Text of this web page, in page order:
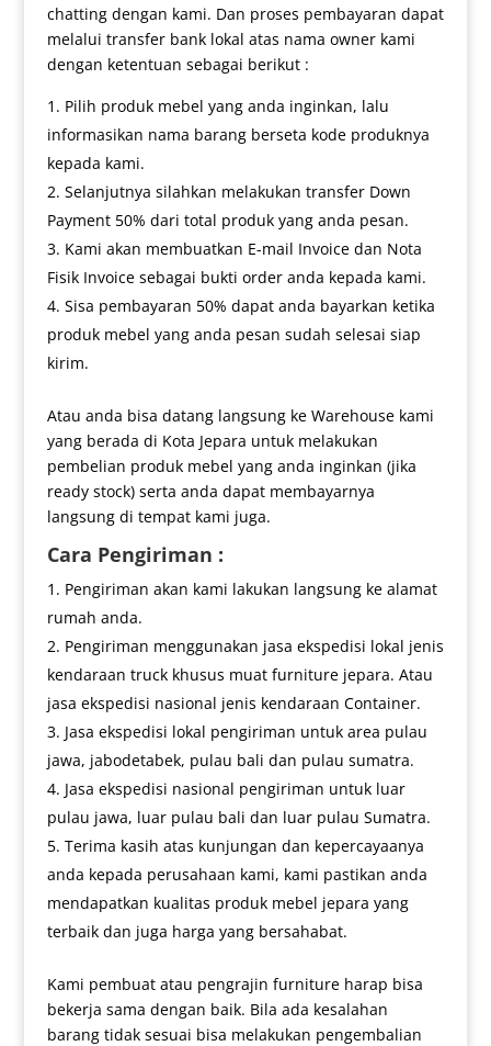
chatting dengan kami. Dan proses pembayaran dapat
melalui transfer bank lokal atas nama owner kami
dengan ketentuan sebagai berikut :
Pilih produk mebel yang anda inginkan, lalu
informasikan nama barang berseta kode produknya
kepada kami.
Selanjutnya silahkan melakukan transfer Down
Payment 50% dari total produk yang anda pesan.
Kami akan membuatkan E-mail Invoice dan Nota
Fisik Invoice sebagai bukti order anda kepada kami.
Sisa pembayaran 50% dapat anda bayarkan ketika
produk mebel yang anda pesan sudah selesai siap
kirim.
Atau anda bisa datang langsung ke Warehouse kami
yang berada di Kota Jepara untuk melakukan
pembelian produk mebel yang anda inginkan (jika
ready stock) serta anda dapat membayarnya
langsung di tempat kami juga.
Cara Pengiriman :
Pengiriman akan kami lakukan langsung ke alamat
rumah anda.
Pengiriman menggunakan jasa ekspedisi lokal jenis
kendaraan truck khusus muat furniture jepara. Atau
jasa ekspedisi nasional jenis kendaraan Container.
Jasa ekspedisi lokal pengiriman untuk area pulau
jawa, jabodetabek, pulau bali dan pulau sumatra.
Jasa ekspedisi nasional pengiriman untuk luar
pulau jawa, luar pulau bali dan luar pulau Sumatra.
Terima kasih atas kunjungan dan kepercayaanya
anda kepada perusahaan kami, kami pastikan anda
mendapatkan kualitas produk mebel jepara yang
terbaik dan juga harga yang bersahabat.
Kami pembuat atau pengrajin furniture harap bisa
bekerja sama dengan baik. Bila ada kesalahan
barang tidak sesuai bisa melakukan pengembalian